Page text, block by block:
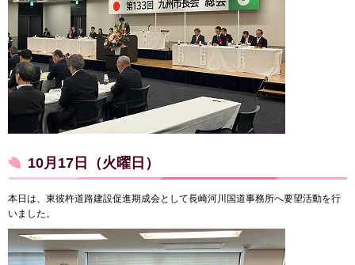
10月17日（火曜日）
本日は、東彼杵道路建設促進期成会として長崎河川国道事務所へ要望活動を行
いました。